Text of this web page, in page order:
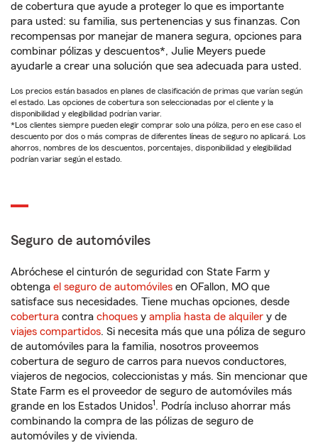
de cobertura que ayude a proteger lo que es importante
para usted: su familia, sus pertenencias y sus finanzas. Con
recompensas por manejar de manera segura, opciones para
combinar pólizas y descuentos*, Julie Meyers puede
ayudarle a crear una solución que sea adecuada para usted.
Los precios están basados en planes de clasificación de primas que varían según
el estado. Las opciones de cobertura son seleccionadas por el cliente y la
disponibilidad y elegibilidad podrían variar.
*Los clientes siempre pueden elegir comprar solo una póliza, pero en ese caso el
descuento por dos o más compras de diferentes líneas de seguro no aplicará. Los
ahorros, nombres de los descuentos, porcentajes, disponibilidad y elegibilidad
podrían variar según el estado.
Seguro de automóviles
Abróchese el cinturón de seguridad con State Farm y
obtenga el seguro de automóviles en OFallon, MO que
satisface sus necesidades. Tiene muchas opciones, desde
cobertura contra choques y amplia hasta de alquiler y de
viajes compartidos. Si necesita más que una póliza de seguro
de automóviles para la familia, nosotros proveemos
cobertura de seguro de carros para nuevos conductores,
viajeros de negocios, coleccionistas y más. Sin mencionar que
State Farm es el proveedor de seguro de automóviles más
grande en los Estados Unidos1. Podría incluso ahorrar más
combinando la compra de las pólizas de seguro de
automóviles y de vivienda.